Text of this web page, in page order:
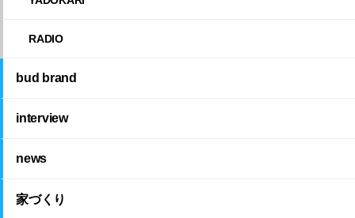
RADIO
bud brand
interview
news
家づくり